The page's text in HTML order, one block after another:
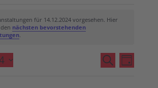
für 14.12.2024 vorgesehen. Hier
nächsten bevorstehenden
.
Suche
Suche
Tag